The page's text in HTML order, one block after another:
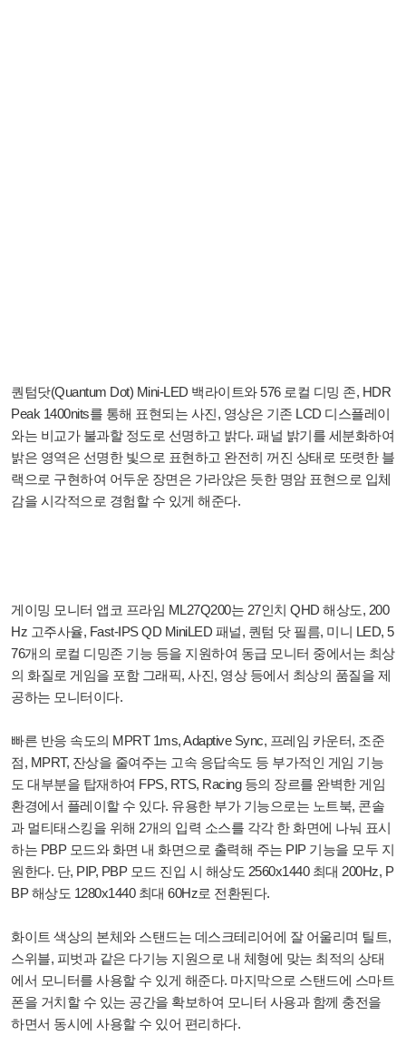
퀀텀닷(Quantum Dot) Mini-LED 백라이트와 576 로컬 디밍 존, HDR
Peak 1400nits를 통해 표현되는 사진, 영상은 기존 LCD 디스플레이
와는 비교가 불과할 정도로 선명하고 밝다. 패널 밝기를 세분화하여
밝은 영역은 선명한 빛으로 표현하고 완전히 꺼진 상태로 또렷한 블
랙으로 구현하여 어두운 장면은 가라앉은 듯한 명암 표현으로 입체
감을 시각적으로 경험할 수 있게 해준다.
게이밍 모니터 앱코 프라임 ML27Q200는 27인치 QHD 해상도, 200
Hz 고주사율, Fast-IPS QD MiniLED 패널, 퀀텀 닷 필름, 미니 LED, 5
76개의 로컬 디밍존 기능 등을 지원하여 동급 모니터 중에서는 최상
의 화질로 게임을 포함 그래픽, 사진, 영상 등에서 최상의 품질을 제
공하는 모니터이다.
빠른 반응 속도의 MPRT 1ms, Adaptive Sync, 프레임 카운터, 조준
점, MPRT, 잔상을 줄여주는 고속 응답속도 등 부가적인 게임 기능
도 대부분을 탑재하여 FPS, RTS, Racing 등의 장르를 완벽한 게임
환경에서 플레이할 수 있다. 유용한 부가 기능으로는 노트북, 콘솔
과 멀티태스킹을 위해 2개의 입력 소스를 각각 한 화면에 나눠 표시
하는 PBP 모드와 화면 내 화면으로 출력해 주는 PIP 기능을 모두 지
원한다. 단, PIP, PBP 모드 진입 시 해상도 2560x1440 최대 200Hz, P
BP 해상도 1280x1440 최대 60Hz로 전환된다.
화이트 색상의 본체와 스탠드는 데스크테리어에 잘 어울리며 틸트,
스위블, 피벗과 같은 다기능 지원으로 내 체형에 맞는 최적의 상태
에서 모니터를 사용할 수 있게 해준다. 마지막으로 스탠드에 스마트
폰을 거치할 수 있는 공간을 확보하여 모니터 사용과 함께 충전을
하면서 동시에 사용할 수 있어 편리하다.